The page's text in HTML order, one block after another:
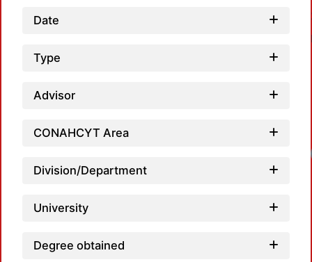
Date
Type
Advisor
CONAHCYT Area
Division/Department
University
Degree obtained